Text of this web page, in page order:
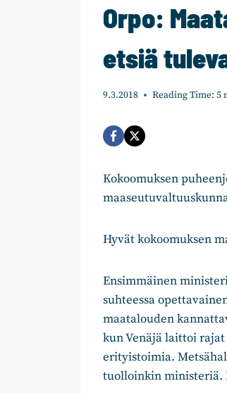
Orpo:
etsiä
9.3.2018 Reading Time: 5
Kokoomuksen
Hyvät kokoomuksen
Ensimmäinen
suhteessa
maatalouden
kun Venäjä laittoi
erityistoimia.
tuolloinkin ministeriä.